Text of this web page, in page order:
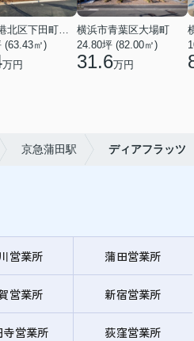
(63.43㎡)
万円
横浜市青葉区大場町
24.80坪 (82.00㎡)
31.6万円
京急蒲田駅 ディアフラッツ
営業所 蒲田営業所
営業所 新宿営業所
寺営業所 荻窪営業所